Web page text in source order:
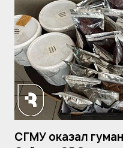
СГМУ оказал